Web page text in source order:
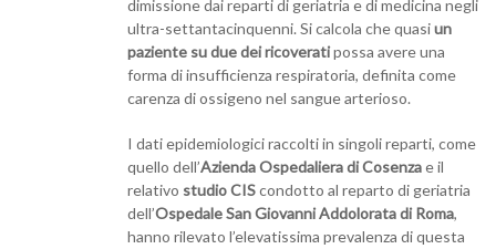
dimissione dai reparti di geriatria e di medicina negli
ultra-settantacinquenni. Si calcola che quasiun
paziente su due dei ricoveratipossa avere una
forma di insufficienza respiratoria, definita come
carenza di ossigeno nel sangue arterioso.
I dati epidemiologici raccolti in singoli reparti, come
quello dell’Azienda Ospedaliera di Cosenzae il
relativo studio CIScondotto al reparto di geriatria
dell’Ospedale San Giovanni Addolorata di Roma,
hanno rilevato l’elevatissima prevalenza di questa